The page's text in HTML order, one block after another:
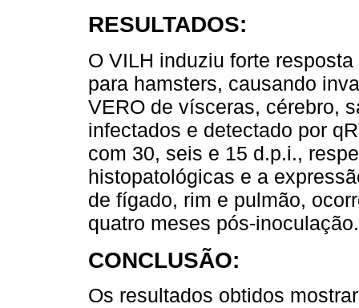
RESULTADOS:
O VILH induziu forte
para hamsters, causando
VERO de vísceras, cérebro,
infectados e detectado por
com 30, seis e 15 d.p.i.,
histopatológicas e a
de fígado, rim e pulmão,
quatro meses pós-inoculação.
CONCLUSÃO:
Os resultados obtidos